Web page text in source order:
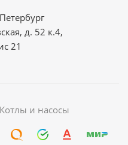
д. 52 к.4,
21
и насосы